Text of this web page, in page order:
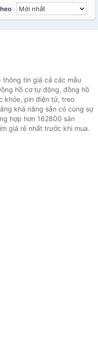
thông tin giá cả các mẫu
hồ cơ tự động, đồng hồ
khỏe, pin điện tử, treo
khả năng sẵn có cùng sự
hợp hơn 162800 sản
giá rẻ nhất trước khi mua.